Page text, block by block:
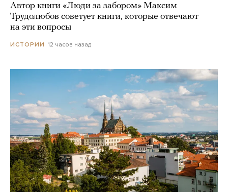
Автор книги «Люди за забором» Максим
Трудолюбов советует книги, которые отвечают
на эти вопросы
ИСТОРИИ 12 часов назад